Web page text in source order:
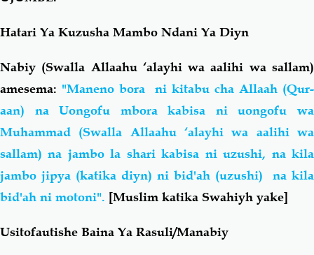
Hatari Ya Kuzusha Mambo Ndani Ya Diyn
Nabiy (Swalla Allaahu ‘alayhi wa aalihi wa sallam)
amesema: "Maneno bora ni kitabu cha Allaah (Qur-
aan) na Uongofu mbora kabisa ni uongofu wa
Muhammad (Swalla Allaahu ‘alayhi wa aalihi wa
sallam) na jambo la shari kabisa ni uzushi, na kila
jambo jipya (katika diyn) ni bid'ah (uzushi) na kila
bid'ah ni motoni". [Muslim katika Swahiyh yake]
Usitofautishe Baina Ya Rasuli/Manabiy